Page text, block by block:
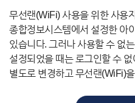
무선랜(WiFi) 사용을 위한 사용
종합정보시스템에서 설정한 아
있습니다. 그러나 사용할 수 없는
설정되었을 때는 로그인할 수
별도로 변경하고 무선랜(WiFi)